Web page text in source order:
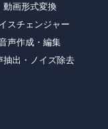
動画形式変換
スチェンジャー
声作成・編集
抽出・ノイズ除去